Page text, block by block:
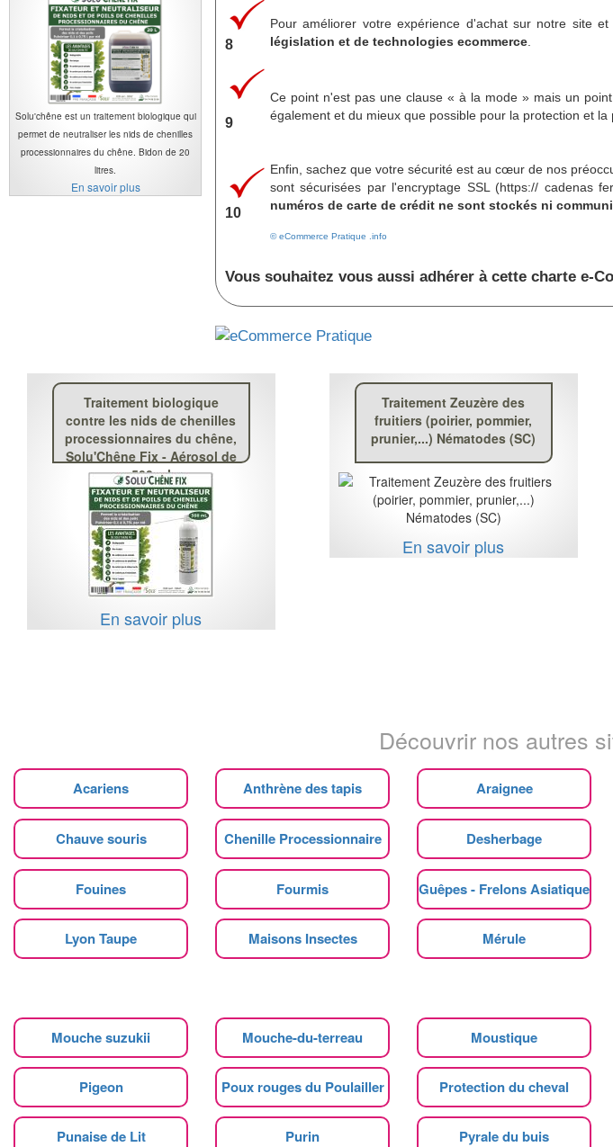
Solu'chêne est un traitement biologique qui
permet de neutraliser les nids de chenilles
processionnaires du chêne. Bidon de 20
litres.
En savoir plus
8
Pour améliorer votre expérience d'achat sur notre site
législation et de technologies ecommerce
9
Ce point n'est pas une clause « à la mode » mais un
également et du mieux que possible pour la protection et la
10
Enfin, sachez que votre sécurité est au cœur de nos
sont sécurisées par l'encryptage SSL (https:// cadenas
numéros de carte de crédit ne sont stockés ni
© eCommerce Pratique .info
Vous souhaitez vous aussi adhérer à cette charte e-
Traitement biologique
contre les nids de chenilles
processionnaires du chêne,
Solu'Chêne Fix - Aérosol de
500 ml
En savoir plus
Traitement Zeuzère des
fruitiers (poirier, pommier,
prunier,...) Nématodes (SC)
En savoir plus
Découvrir nos autres
Acariens Anthrène des tapis Araignee
Chauve souris Chenille Processionnaire Desherbage
Fouines Fourmis Guêpes - Frelons Asiatique
Lyon Taupe Maisons Insectes Mérule
Mouche suzukii Mouche-du-terreau Moustique
Pigeon Poux rouges du Poulailler Protection du cheval
Punaise de Lit Purin Pyrale du buis